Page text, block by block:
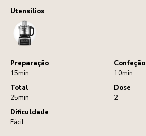
Utensílios
FoodProcessor
Preparação
15min
Confeção
10min
Total
25min
Dose
2
Dificuldade
Fácil